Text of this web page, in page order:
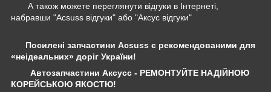
А також можете переглянути відгуки в Інтернеті,
набравши "Acsuss відгуки" або "Аксус відгуки"
Посилені запчастини Acsuss є рекомендованими для
«неідеальних» доріг України!
Автозапчастини Аксусс - РЕМОНТУЙТЕ НАДІЙНОЮ
КОРЕЙСЬКОЮ ЯКОСТЮ!